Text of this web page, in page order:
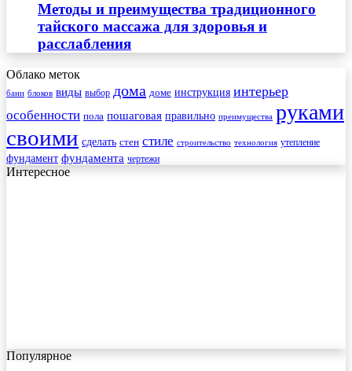
Методы и преимущества традиционного
тайского массажа для здоровья и
расслабления
Облако меток
бани блоков виды выбор дома доме инструкция интерьер
особенности пола пошаговая правильно преимущества руками
своими сделать стен стиле строительство технология утепление
фундамент фундамента чертежи
Интересное
Популярное